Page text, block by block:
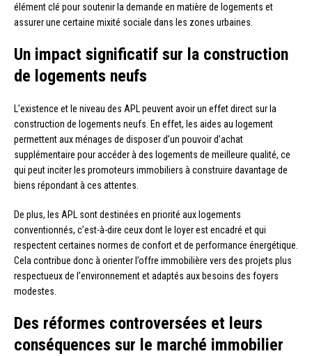
élément clé pour soutenir la demande en matière de logements et
assurer une certaine mixité sociale dans les zones urbaines.
Un impact significatif sur la construction
de logements neufs
L’existence et le niveau des APL peuvent avoir un effet direct sur la
construction de logements neufs. En effet, les aides au logement
permettent aux ménages de disposer d’un pouvoir d’achat
supplémentaire pour accéder à des logements de meilleure qualité, ce
qui peut inciter les promoteurs immobiliers à construire davantage de
biens répondant à ces attentes.
De plus, les APL sont destinées en priorité aux logements
conventionnés, c’est-à-dire ceux dont le loyer est encadré et qui
respectent certaines normes de confort et de performance énergétique.
Cela contribue donc à orienter l’offre immobilière vers des projets plus
respectueux de l’environnement et adaptés aux besoins des foyers
modestes.
Des réformes controversées et leurs
conséquences sur le marché immobilier